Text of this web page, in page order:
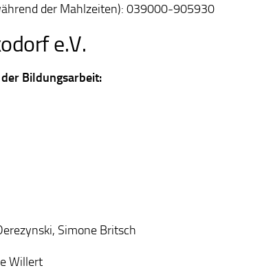
der Mahlzeiten): 039000-905930
e.V.
Bildungsarbeit:
Simone Britsch
Willert